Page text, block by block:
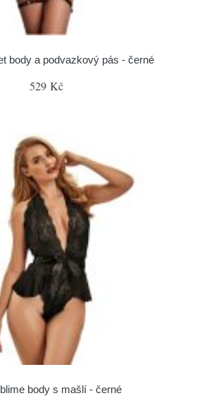
body a podvazkový pás - černé
529 Kč
body s mašlí - černé